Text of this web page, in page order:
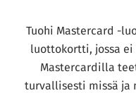
Tuohi Mastercard -
luottokortti, jossa
Mastercardilla
turvallisesti missä ja